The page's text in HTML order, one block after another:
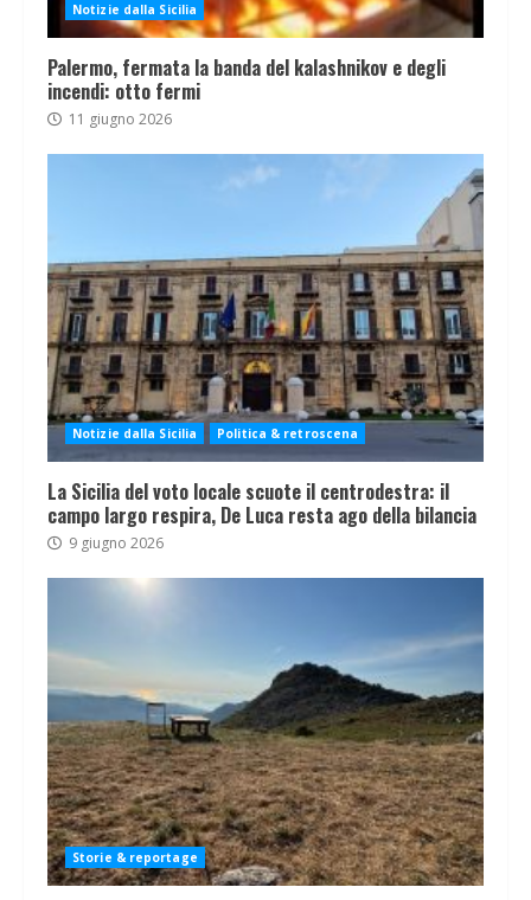
Notizie dalla Sicilia
Palermo, fermata la banda del kalashnikov e degli
incendi: otto fermi
11 giugno 2026
Notizie dalla Sicilia Politica & retroscena
La Sicilia del voto locale scuote il centrodestra: il
campo largo respira, De Luca resta ago della bilancia
9 giugno 2026
Storie & reportage